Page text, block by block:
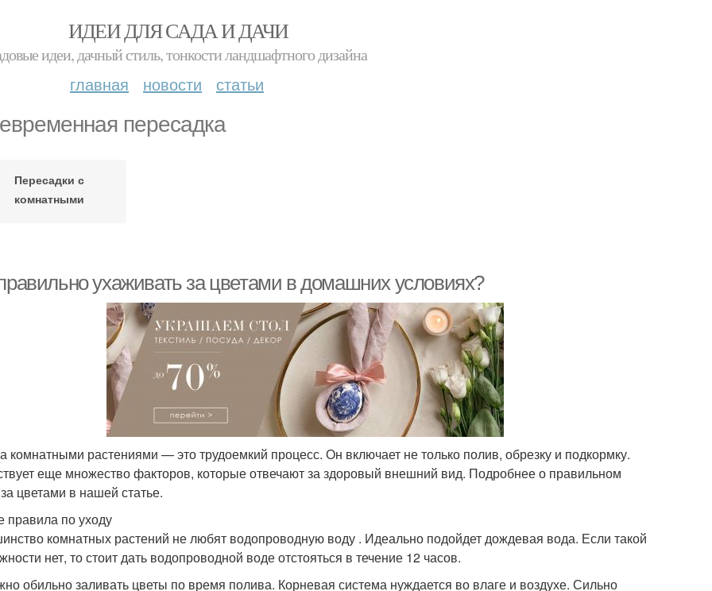
ИДЕИ ДЛЯ САДА И ДАЧИ
идеи, дачный стиль, тонкости ландшафтного дизайна
главная новости статьи
пересадка
Пересадки с
комнатными
ухаживать за цветами в домашних условиях?
комнатными растениями — это трудоемкий процесс. Он включает не только полив, обрезку и подкормку.
еще множество факторов, которые отвечают за здоровый внешний вид. Подробнее о правильном
цветами в нашей статье.
по уходу
комнатных растений не любят водопроводную воду . Идеально подойдет дождевая вода. Если такой
нет, то стоит дать водопроводной воде отстояться в течение 12 часов.
обильно заливать цветы по время полива. Корневая система нуждается во влаге и воздухе. Сильно